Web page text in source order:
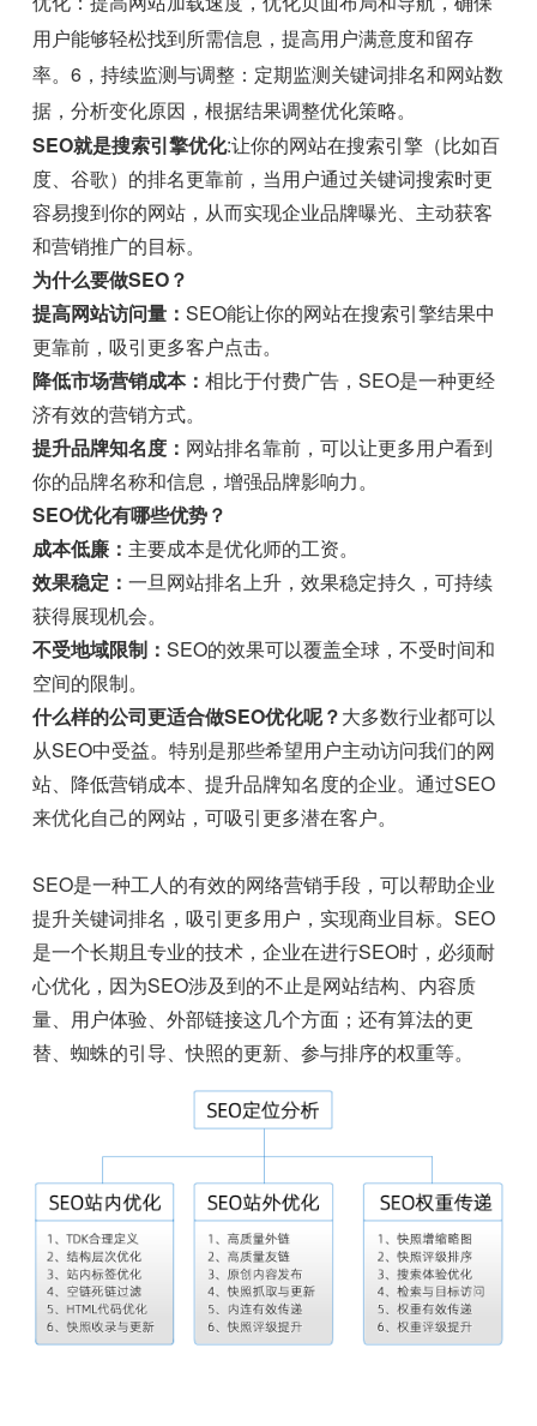
用户能够轻松找到所需信息，提高用户满意度和留存
率。6，持续监测与调整：定期监测关键词排名和网站数
据，分析变化原因，根据结果调整优化策略。
SEO就是搜索引擎优化:让你的网站在搜索引擎（比如百
度、谷歌）的排名更靠前，当用户通过关键词搜索时更
容易搜到你的网站，从而实现企业品牌曝光、主动获客
和营销推广的目标。
为什么要做SEO？
提高网站访问量：SEO能让你的网站在搜索引擎结果中
更靠前，吸引更多客户点击。
降低市场营销成本：相比于付费广告，SEO是一种更经
济有效的营销方式。
提升品牌知名度： 网站排名靠前，可以让更多用户看到
你的品牌名称和信息，增强品牌影响力。
SEO优化有哪些优势？
成本低廉： 主要成本是优化师的工资。
效果稳定：一旦网站排名上升，效果稳定持久，可持续
获得展现机会。
不受地域限制：SEO的效果可以覆盖全球，不受时间和
空间的限制。
什么样的公司更适合做SEO优化呢？大多数行业都可以
从SEO中受益。特别是那些希望用户主动访问我们的网
站、降低营销成本、提升品牌知名度的企业。通过SEO
来优化自己的网站，可吸引更多潜在客户。
SEO是一种工人的有效的网络营销手段，可以帮助企业
提升关键词排名，吸引更多用户，实现商业目标。SEO
是一个长期且专业的技术，企业在进行SEO时，必须耐
心优化，因为SEO涉及到的不止是网站结构、内容质
量、用户体验、外部链接这几个方面；还有算法的更
替、蜘蛛的引导、快照的更新、参与排序的权重等。